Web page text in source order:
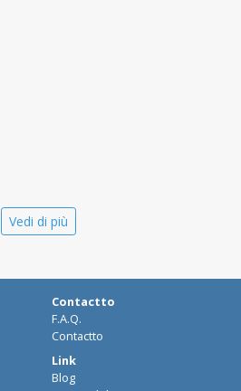
Vedi di più
Contactto
F.A.Q.
Contactto
Link
Blog